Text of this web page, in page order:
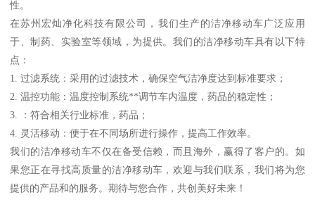
性。
在苏州宏灿净化科技有限公司，我们生产的洁净移动车广泛应用
于、制药、实验室等领域，为提供。我们的洁净移动车具有以下特
点：
1. 过滤系统：采用的过滤技术，确保空气洁净度达到标准要求；
2. 温控功能：温度控制系统**调节车内温度，药品的稳定性；
3. ：符合相关行业标准，药品；
4. 灵活移动：便于在不同场所进行操作，提高工作效率。
我们的洁净移动车不仅在备受信赖，而且海外，赢得了客户的。如
果您正在寻找高质量的洁净移动车，欢迎与我们联系，我们将为您
提供的产品和的服务。期待与您合作，共创美好未来！